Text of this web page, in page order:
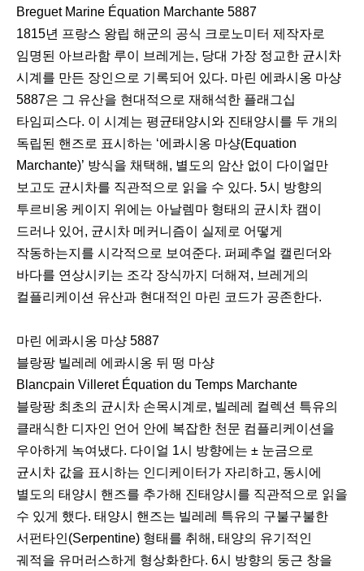
Breguet Marine Équation Marchante 5887
1815년 프랑스 왕립 해군의 공식 크로노미터 제작자로
임명된 아브라함 루이 브레게는, 당대 가장 정교한 균시차
시계를 만든 장인으로 기록되어 있다. 마린 에콰시옹 마샹
5887은 그 유산을 현대적으로 재해석한 플래그십
타임피스다. 이 시계는 평균태양시와 진태양시를 두 개의
독립된 핸즈로 표시하는 ‘에콰시옹 마샹(Equation
Marchante)’ 방식을 채택해, 별도의 암산 없이 다이얼만
보고도 균시차를 직관적으로 읽을 수 있다. 5시 방향의
투르비옹 케이지 위에는 아날렘마 형태의 균시차 캠이
드러나 있어, 균시차 메커니즘이 실제로 어떻게
작동하는지를 시각적으로 보여준다. 퍼페추얼 캘린더와
바다를 연상시키는 조각 장식까지 더해져, 브레게의
컬플리케이션 유산과 현대적인 마린 코드가 공존한다.ﾠ
마린 에콰시옹 마샹 5887
블랑팡 빌레레 에콰시옹 뒤 떵 마샹
Blancpain Villeret Équation du Temps Marchante
블랑팡 최초의 균시차 손목시계로, 빌레레 컬렉션 특유의
클래식한 디자인 언어 안에 복잡한 천문 컴플리케이션을
우아하게 녹여냈다. 다이얼 1시 방향에는 ± 눈금으로
균시차 값을 표시하는 인디케이터가 자리하고, 동시에
별도의 태양시 핸즈를 추가해 진태양시를 직관적으로 읽을
수 있게 했다. 태양시 핸즈는 빌레레 특유의 구불구불한
서펀타인(Serpentine) 형태를 취해, 태양의 유기적인
궤적을 유머러스하게 형상화한다. 6시 방향의 둥근 창을